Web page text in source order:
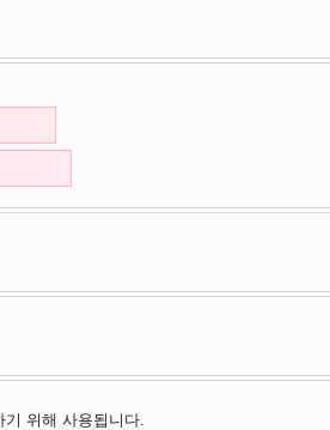
위해 사용됩니다.